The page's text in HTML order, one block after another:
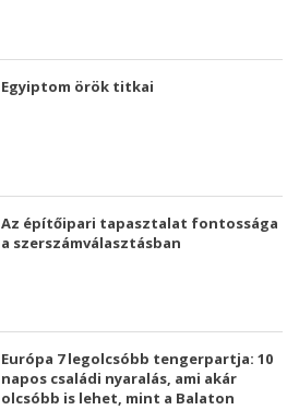
Egyiptom örök titkai
Az építőipari tapasztalat fontossága
a szerszámválasztásban
Európa 7 legolcsóbb tengerpartja: 10
napos családi nyaralás, ami akár
olcsóbb is lehet, mint a Balaton